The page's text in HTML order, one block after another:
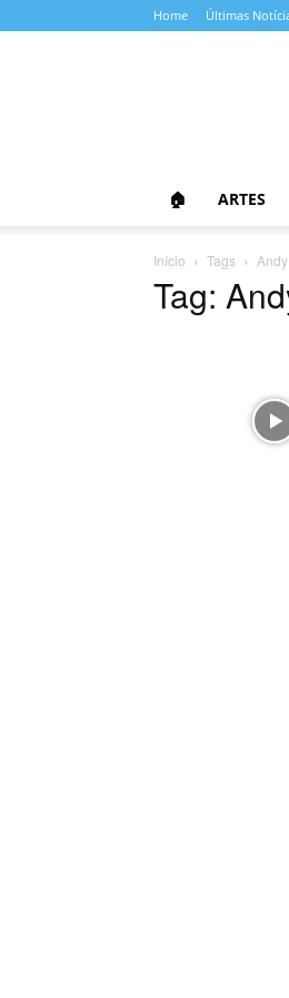
Home Últimas
🏠 ARTES
Início Tags
Tag: